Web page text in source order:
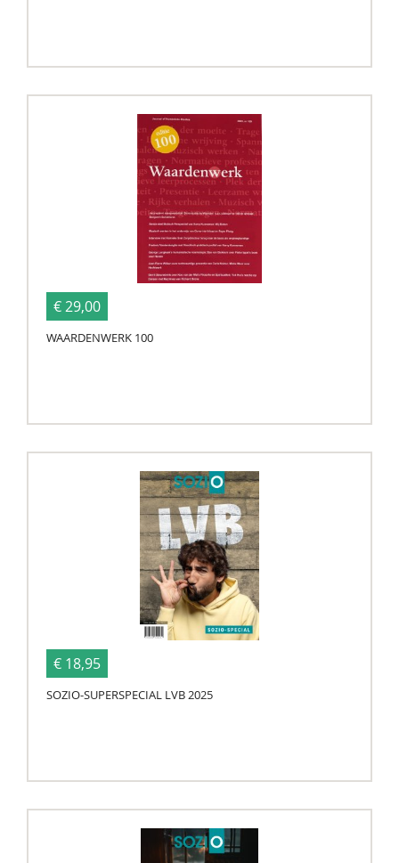
€ 29,00
WAARDENWERK 100
€ 18,95
SOZIO-SUPERSPECIAL LVB 2025